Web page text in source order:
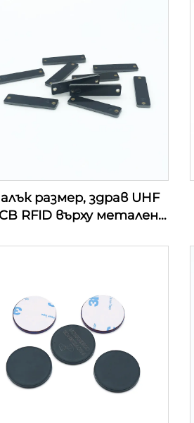
размер, здрав UHF
RFID върху метален
линия за